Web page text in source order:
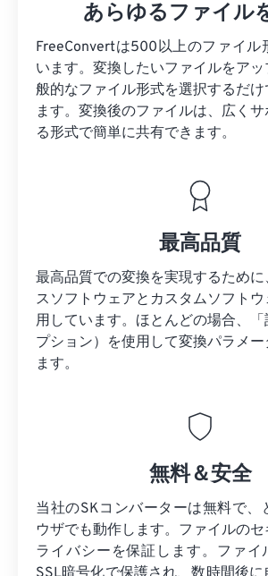
あらゆるファイル
FreeConvertは500以上のファイル
います。変換したいファイルをア
般的なファイル形式を選択するだ
ます。変換後のファイルは、広く
る形式で簡単に共有できます。
最高品質
最高品質での変換を実現するため
スソフトウェアとカスタムソフト
用しています。ほとんどの場合、
プション）を使用して変換パラメー
ます。
無料＆安全
当社のSKコンバーターは無料で、
ウザでも動作します。ファイルの
ライバシーを保証します。ファイ